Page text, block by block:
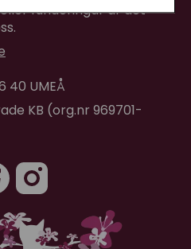
funderingar är det
40 UMEÅ
KB (org.nr 969701-